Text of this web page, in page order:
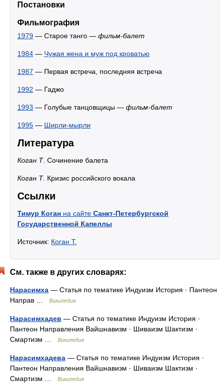
Постановки
Фильмография
1979 — Старое танго — фильм-балет
1984 — Чужая жена и муж под кроватью
1987 — Первая встреча, последняя встреча
1992 — Гаджо
1993 — Голубые танцовщицы — фильм-балет
1995 — Ширли-мырли
Литература
Коган Т. Сочинение балета
Коган Т. Кризис российского вокала
Ссылки
Тимур Коган на сайте Санкт-Петербургской
Государственной Капеллы
Источник: Коган Т.
См. также в других словарях:
Нарасимха — Статья по тематике Индуизм История · Пантеон
Направ …
Википедия
Нарасимхадев — Статья по тематике Индуизм История ·
Пантеон Направления Вайшнавизм · Шиваизм Шактизм ·
Смартизм …
Википедия
Нарасимхадева — Статья по тематике Индуизм История ·
Пантеон Направления Вайшнавизм · Шиваизм Шактизм ·
Смартизм …
Википедия